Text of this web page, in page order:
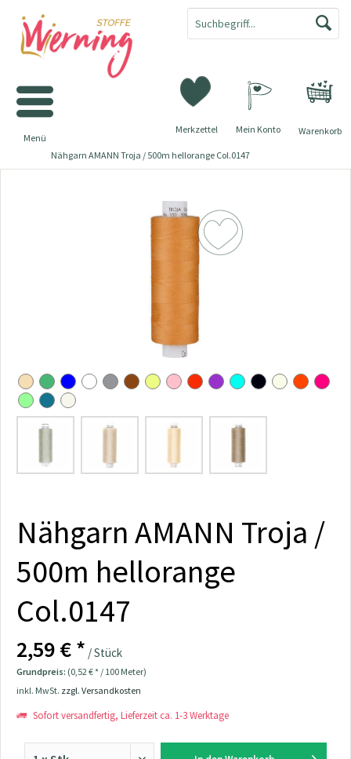
Warenkorb
Merkzettel Mein Konto
Menü
Nähgarn AMANN Troja / 500m hellorange Col.0147
Nähgarn AMANN Troja /
500m hellorange
Col.0147
2,59 € * / Stück
Grundpreis: (0,52 € * / 100 Meter)
inkl. MwSt. zzgl. Versandkosten
Sofort versandfertig, Lieferzeit ca. 1-3 Werktage